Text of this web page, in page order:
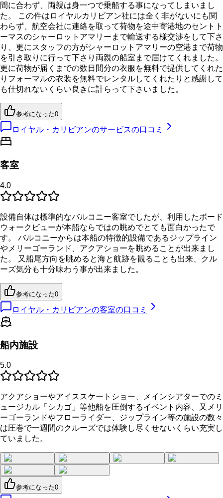
間に合わず、両親は身一つで乗船する事になってしまいまし
た。 この件はロイヤルカリビアン社には全く非がないにも関
わらず、航空会社に連絡を取って荷物を途中寄港地のセントト
ーマスのシャーロットアマリーまで輸送する様交渉をして下さ
り、更にスタッフの方がシャーロットアマリーの空港まで荷物
を引き取りに行って下さり両親の船室まで届けてくれました。
更に荷物が届くまでの数日間分の衣服を無料で提供してくれた
りフォーマルの衣装を無料でレンタルしてくれたりと感謝して
も仕切れないくらい良きに計らって下さいました。
参考になった0
ロイヤル・カリビアンのサービスの口コミ
客室
4.0
設備自体は標準的なバルコニー客室でしたが、利用したボード
ウォークビューが本船ならではの眺めでとても面白かったで
す。 バルコニーからは本船の特徴的設備であるジップライン
やメリーゴーランド、アクアショーを眺めることが出来まし
た。 又船尾方向を眺めると海と航跡を観ることも出来、クル
ーズ気分も十分味わう事が出来ました。
参考になった0
ロイヤル・カリビアンの客室の口コミ
船内施設
5.0
アクアショーやアイススケートショー、メインシアターでのミ
ュージカル「シカゴ」等他船を圧倒するイベント内容、又メリ
ーゴーランドやフローライダー、ジップライン等の施設の数々
は圧巻で一週間のクルーズでは体験し尽くせないくらい充実し
ていました。
参考になった0